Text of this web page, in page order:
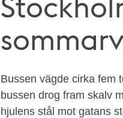
Bussen vägde cirka fem
bussen drog fram skalv
hjulens stål mot gatans